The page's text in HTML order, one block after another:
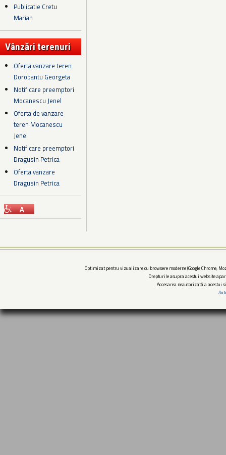
Publicatie Cretu
Marian
Vânzări terenuri
Oferta vanzare teren
Dorobantu Georgeta
Notificare preemptori
Mocanescu Jenel
Oferta de vanzare
teren Mocanescu
Jenel
Notificare preemptori
Dragusin Petrica
Oferta vanzare
Dragusin Petrica
Optimizat pentru vizualizare cu browsere moderne (Google Chrome,
Drepturile asupra acestui website
Accesarea neautorizată a acestui